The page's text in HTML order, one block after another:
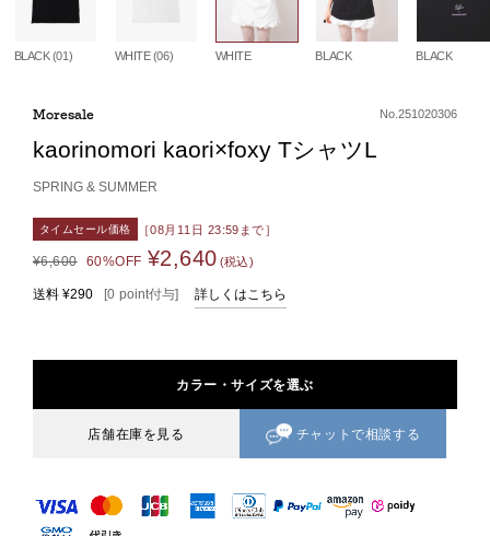
BLACK (01) WHITE (06) WHITE BLACK BLACK
Moresale No.251020306
kaorinomori kaori×foxy TシャツL
SPRING & SUMMER
タイムセール価格 ［08月11日 23:59まで］
¥6,600 60%OFF ¥2,640 (税込)
送料 ¥290 [0 point付与] 詳しくはこちら
カラー・サイズを選ぶ
店舗在庫を見る チャットで相談する